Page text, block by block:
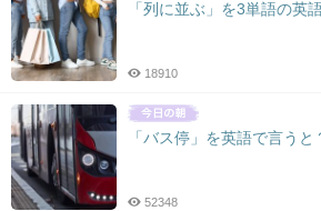
「列に並ぶ」を3単語の英
18910
「バス停」を英語で言うと
52348